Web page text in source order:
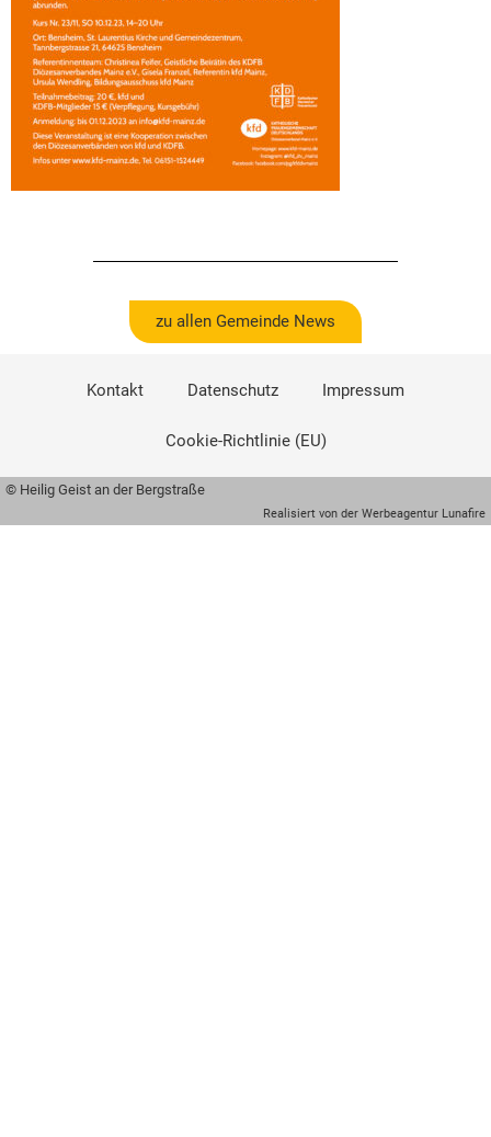
zu allen Gemeinde News
Kontakt Datenschutz Impressum
Cookie-Richtlinie (EU)
© Heilig Geist an der Bergstraße
Realisiert von der Werbeagentur Lunafire